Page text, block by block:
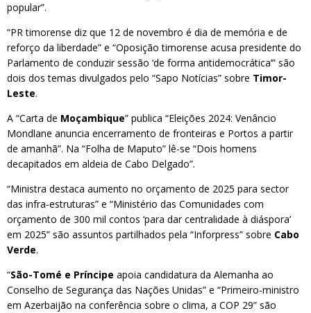
popular”.
“PR timorense diz que 12 de novembro é dia de memória e de
reforço da liberdade” e “Oposição timorense acusa presidente do
Parlamento de conduzir sessão ‘de forma antidemocrática’” são
dois dos temas divulgados pelo “Sapo Notícias” sobre Timor-
Leste.
A “Carta de Moçambique” publica “Eleições 2024: Venâncio
Mondlane anuncia encerramento de fronteiras e Portos a partir
de amanhã”. Na “Folha de Maputo” lê-se “Dois homens
decapitados em aldeia de Cabo Delgado”.
“Ministra destaca aumento no orçamento de 2025 para sector
das infra-estruturas” e “Ministério das Comunidades com
orçamento de 300 mil contos ‘para dar centralidade à diáspora’
em 2025” são assuntos partilhados pela “Inforpress” sobre Cabo
Verde.
“São-Tomé e Príncipe apoia candidatura da Alemanha ao
Conselho de Segurança das Nações Unidas” e “Primeiro-ministro
em Azerbaijão na conferência sobre o clima, a COP 29” são